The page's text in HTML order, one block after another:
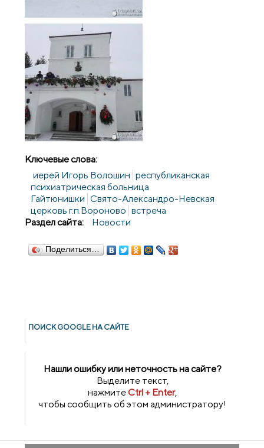
Ключевые слова:
иерей Игорь Волошин республиканская
психиатрическая больница
Гайтюнишки Свято-Александро-Невская
церковь г.п.Вороново встреча
Раздел сайта:
Новости
Поделиться…
ПОИСК GOОGLE НА САЙТЕ
Нашли ошибку или неточность на сайте?
Выделите текст,
нажмитеCtrl + Enter,
чтобы сообщить об этом администратору!